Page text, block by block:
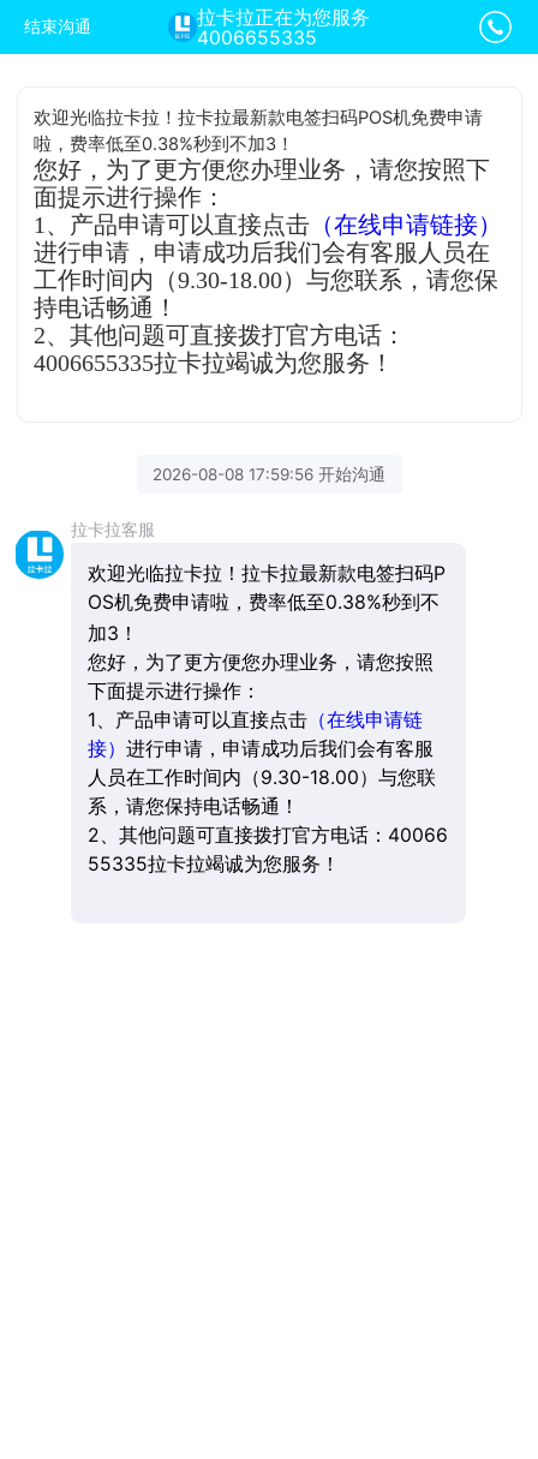
结束沟通
拉卡拉正在为您服务
4006655335
欢迎光临拉卡拉！拉卡拉最新款电签扫码POS机免费申请
啦，费率低至0.38%秒到不加3！
您好，为了更方便您办理业务，请您按照下
面提示进行操作：
1、产品申请可以直接点击 （在线申请链接）
进行申请，申请成功后我们会有客服人员在
工作时间内（9.30-18.00）与您联系，请您保
持电话畅通！
2、其他问题可直接拨打官方电话：
4006655335拉卡拉竭诚为您服务！
2026-08-08 17:59:56 开始沟通
拉卡拉客服
欢迎光临拉卡拉！拉卡拉最新款电签扫码P
OS机免费申请啦，费率低至0.38%秒到不
加3！
您好，为了更方便您办理业务，请您按照
下面提示进行操作：
1、产品申请可以直接点击（在线申请链
接） 进行申请，申请成功后我们会有客服
人员在工作时间内（9.30-18.00）与您联
系，请您保持电话畅通！
2、其他问题可直接拨打官方电话：40066
55335拉卡拉竭诚为您服务！